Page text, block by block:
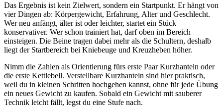
Das Ergebnis ist kein Zielwert, sondern ein Startpunkt. Er hängt von
vier Dingen ab: Körpergewicht, Erfahrung, Alter und Geschlecht.
Wer neu anfängt, älter ist oder leichter, startet ein Stück
konservativer. Wer schon trainiert hat, darf oben im Bereich
einsteigen. Die Beine tragen dabei mehr als die Schultern, deshalb
liegt der Startbereich bei Kniebeuge und Kreuzheben höher.
Nimm die Zahlen als Orientierung fürs erste Paar Kurzhanteln oder
die erste Kettlebell. Verstellbare Kurzhanteln sind hier praktisch,
weil du in kleinen Schritten hochgehen kannst, ohne für jede Übung
ein neues Gewicht zu kaufen. Sobald ein Gewicht mit sauberer
Technik leicht fällt, legst du eine Stufe nach.